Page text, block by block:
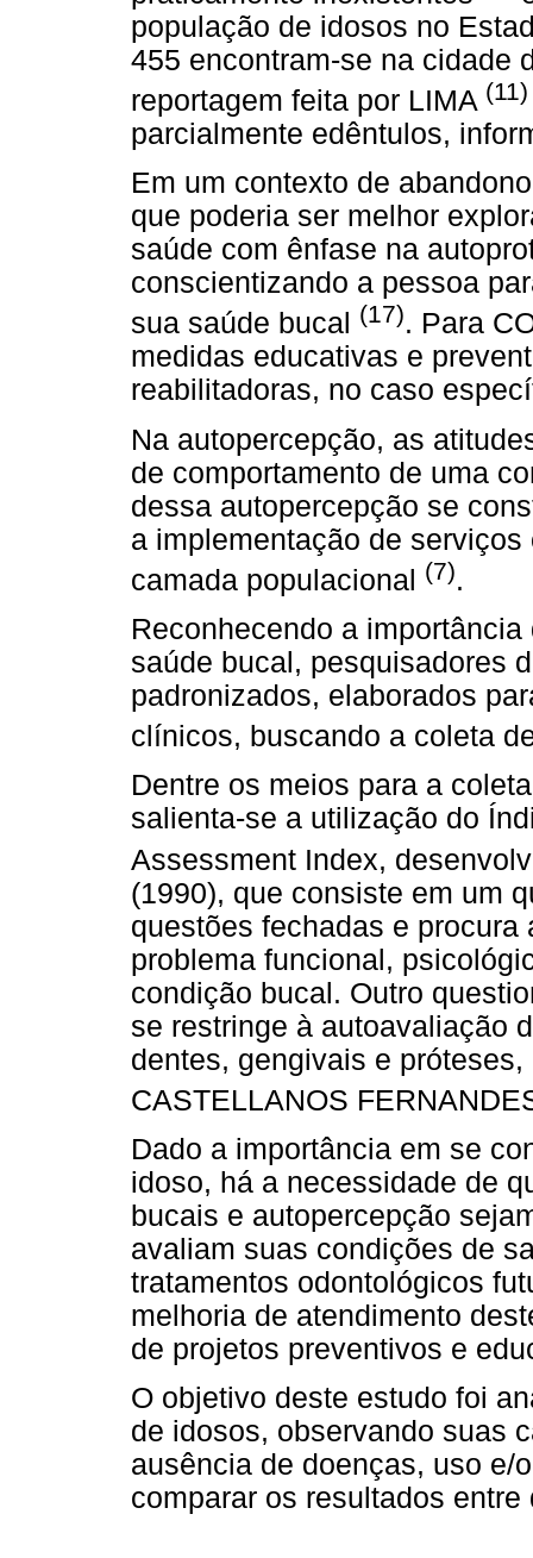
população de idosos no
455 encontram-se na cidade
reportagem feita por LIMA (11)
parcialmente edêntulos,
Em um contexto de
que poderia ser melhor
saúde com ênfase na
conscientizando a pessoa
sua saúde bucal
(17). Para
medidas educativas e
reabilitadoras, no caso
Na autopercepção, as
de comportamento de uma
dessa autopercepção se
a implementação de
camada populacional (7).
Reconhecendo a
saúde bucal, pesquisadores
padronizados, elaborados
clínicos, buscando a coleta
Dentre os meios para a
salienta-se a utilização do
Assessment Index,
(1990), que consiste em um
questões fechadas e
problema funcional,
condição bucal. Outro
se restringe à autoavaliação
dentes, gengivais e próteses,
CASTELLANOS
Dado a importância em se
idoso, há a necessidade de
bucais e autopercepção
avaliam suas condições de
tratamentos odontológicos
melhoria de atendimento
de projetos preventivos e
O objetivo deste estudo foi
de idosos, observando suas
ausência de doenças, uso e/
comparar os resultados